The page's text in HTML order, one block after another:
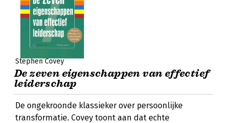
Stephen Covey
De zeven eigenschappen van effectief
leiderschap
De ongekroonde klassieker over persoonlijke
transformatie. Covey toont aan dat echte